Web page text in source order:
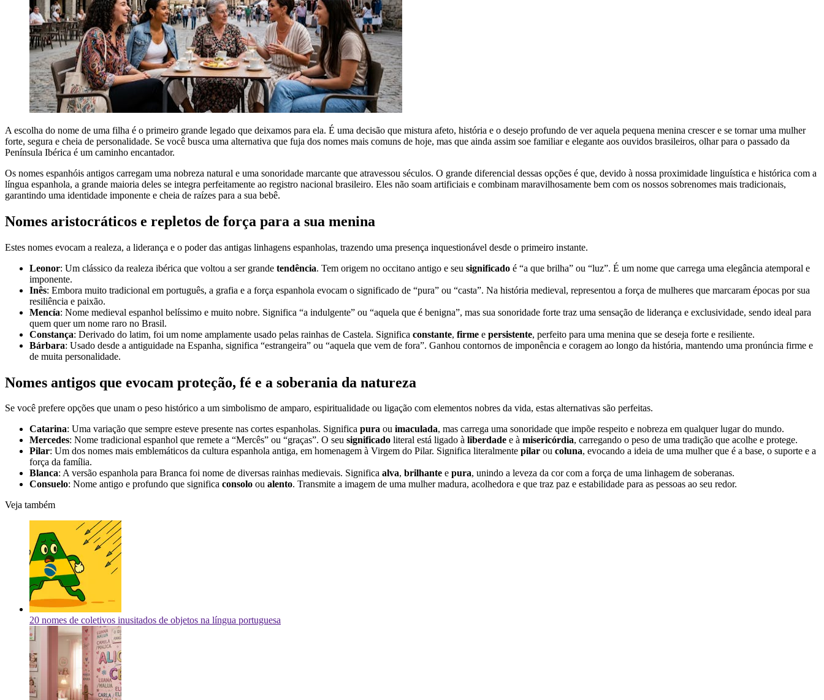
A escolha do nome de uma filha é o primeiro grande legado que deixamos para ela. É uma decisão que mistura afeto, história e o desejo profundo de ver aquela pequena menina crescer e se tornar uma mulher
forte, segura e cheia de personalidade. Se você busca uma alternativa que fuja dos nomes mais comuns de hoje, mas que ainda assim soe familiar e elegante aos ouvidos brasileiros, olhar para o passado da
Península Ibérica é um caminho encantador.
Os nomes espanhóis antigos carregam uma nobreza natural e uma sonoridade marcante que atravessou séculos. O grande diferencial dessas opções é que, devido à nossa proximidade linguística e histórica com a
língua espanhola, a grande maioria deles se integra perfeitamente ao registro nacional brasileiro. Eles não soam artificiais e combinam maravilhosamente bem com os nossos sobrenomes mais tradicionais,
garantindo uma identidade imponente e cheia de raízes para a sua bebê.
Nomes aristocráticos e repletos de força para a sua menina
Estes nomes evocam a realeza, a liderança e o poder das antigas linhagens espanholas, trazendo uma presença inquestionável desde o primeiro instante.
Leonor: Um clássico da realeza ibérica que voltou a ser grande tendência. Tem origem no occitano antigo e seu significado é “a que brilha” ou “luz”. É um nome que carrega uma elegância atemporal e
imponente.
Inês: Embora muito tradicional em português, a grafia e a força espanhola evocam o significado de “pura” ou “casta”. Na história medieval, representou a força de mulheres que marcaram épocas por sua
resiliência e paixão.
Mencía: Nome medieval espanhol belíssimo e muito nobre. Significa “a indulgente” ou “aquela que é benigna”, mas sua sonoridade forte traz uma sensação de liderança e exclusividade, sendo ideal para
quem quer um nome raro no Brasil.
Constança: Derivado do latim, foi um nome amplamente usado pelas rainhas de Castela. Significa constante, firme e persistente, perfeito para uma menina que se deseja forte e resiliente.
Bárbara: Usado desde a antiguidade na Espanha, significa “estrangeira” ou “aquela que vem de fora”. Ganhou contornos de imponência e coragem ao longo da história, mantendo uma pronúncia firme e
de muita personalidade.
Nomes antigos que evocam proteção, fé e a soberania da natureza
Se você prefere opções que unam o peso histórico a um simbolismo de amparo, espiritualidade ou ligação com elementos nobres da vida, estas alternativas são perfeitas.
Catarina: Uma variação que sempre esteve presente nas cortes espanholas. Significa pura ou imaculada, mas carrega uma sonoridade que impõe respeito e nobreza em qualquer lugar do mundo.
Mercedes: Nome tradicional espanhol que remete a “Mercês” ou “graças”. O seu significado literal está ligado à liberdade e à misericórdia, carregando o peso de uma tradição que acolhe e protege.
Pilar: Um dos nomes mais emblemáticos da cultura espanhola antiga, em homenagem à Virgem do Pilar. Significa literalmente pilar ou coluna, evocando a ideia de uma mulher que é a base, o suporte e a
força da família.
Blanca: A versão espanhola para Branca foi nome de diversas rainhas medievais. Significa alva, brilhante e pura, unindo a leveza da cor com a força de uma linhagem de soberanas.
Consuelo: Nome antigo e profundo que significa consolo ou alento. Transmite a imagem de uma mulher madura, acolhedora e que traz paz e estabilidade para as pessoas ao seu redor.
Veja também
20 nomes de coletivos inusitados de objetos na língua portuguesa